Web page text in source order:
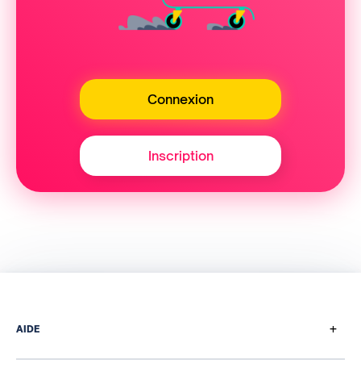
Connexion
Inscription
AIDE +
Comment ça marche